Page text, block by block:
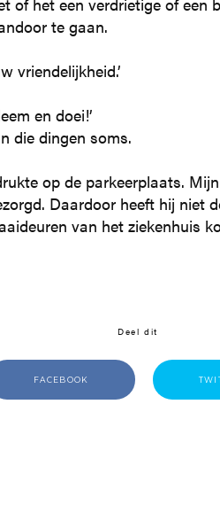
te gaan.
vriendelijkheid.’
en doei!’
die dingen soms.
op de parkeerplaats.
Daardoor heeft hij niet
van het ziekenhuis
Deel dit
FACEBOOK